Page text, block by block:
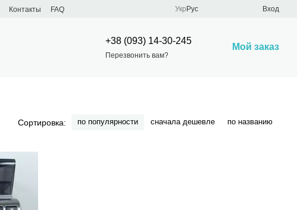
Контакты
FAQ
Укр Рус Вход
+38 (093) 14-30-245
Перезвонить вам?
Мой заказ
Сортировка: по популярности сначала дешевле по названию